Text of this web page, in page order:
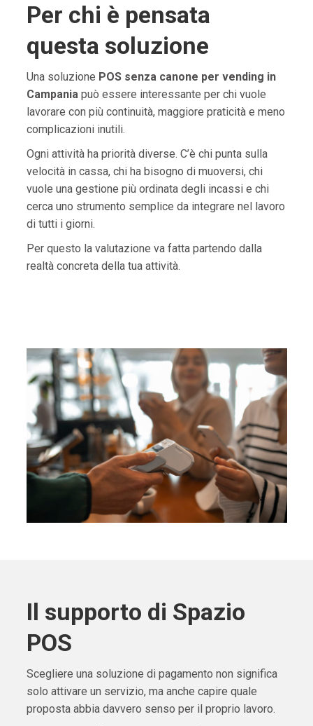
Per chi è pensata
questa soluzione
Una soluzione POS senza canone per vending in
Campaniapuò essere interessante per chi vuole
lavorare con più continuità, maggiore praticità e meno
complicazioni inutili.
Ogni attività ha priorità diverse. C’è chi punta sulla
velocità in cassa, chi ha bisogno di muoversi, chi
vuole una gestione più ordinata degli incassi e chi
cerca uno strumento semplice da integrare nel lavoro
di tutti i giorni.
Per questo la valutazione va fatta partendo dalla
realtà concreta della tua attività.
Il supporto di Spazio
POS
Scegliere una soluzione di pagamento non significa
solo attivare un servizio, ma anche capire quale
proposta abbia davvero senso per il proprio lavoro.